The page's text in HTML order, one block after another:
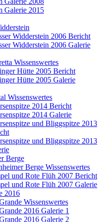
Galerie 2015
Widderstein 2006 Bericht
Widderstein 2006 Galerie
Wissenswertes
Hütte 2005 Bericht
Hütte 2005 Galerie
Wissenswertes
2014 Bericht
2014 Galerie
und Bliggspitze 2013
und Bliggspitze 2013
Berge
Berge Wissenswertes
und Rote Flüh 2007 Bericht
und Rote Flüh 2007 Galerie
2016
Wissenswertes
2016 Galerie 1
2016 Galerie 2